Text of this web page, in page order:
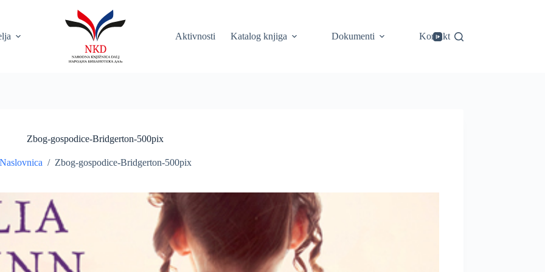
Aktivnosti Katalog knjiga Dokumenti Kontakt
Zbog-gospodice-Bridgerton-500pix
Naslovnica / Zbog-gospodice-Bridgerton-500pix